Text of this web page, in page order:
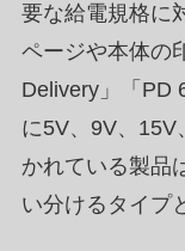
要な給電規格に
ページや本体の
Delivery」「PD
に5V、9V、15V
かれている製品
い分けるタイプ